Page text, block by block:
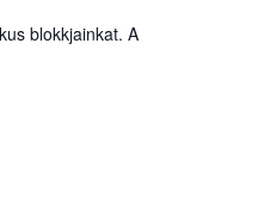
blokkjainkat. A